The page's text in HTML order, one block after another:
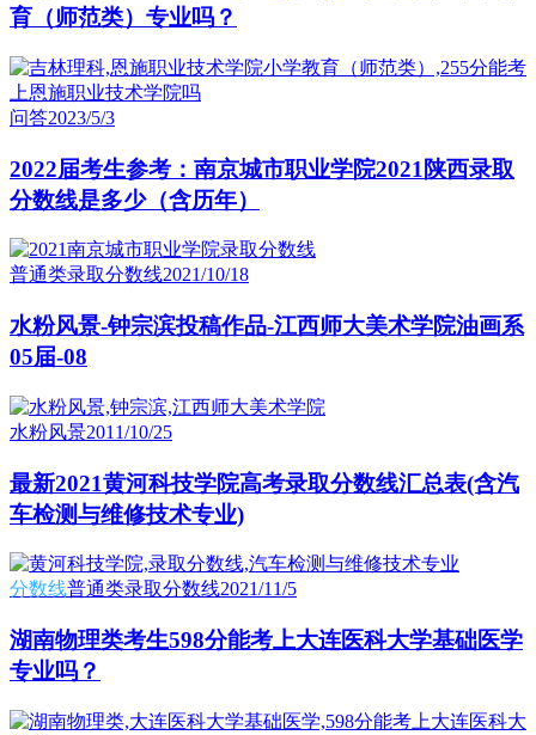
育（师范类）专业吗？
问答2023/5/3
2022届考生参考：南京城市职业学院2021陕西录取
分数线是多少（含历年）
普通类录取分数线2021/10/18
水粉风景-钟宗滨投稿作品-江西师大美术学院油画系
05届-08
水粉风景2011/10/25
最新2021黄河科技学院高考录取分数线汇总表(含汽
车检测与维修技术专业)
分数线普通类录取分数线2021/11/5
湖南物理类考生598分能考上大连医科大学基础医学
专业吗？